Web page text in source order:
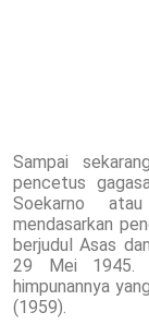
Sampai
pencetus
Soekarno
mendasarkan
berjudul Asas
29 Mei 1945.
himpunannya
(1959).